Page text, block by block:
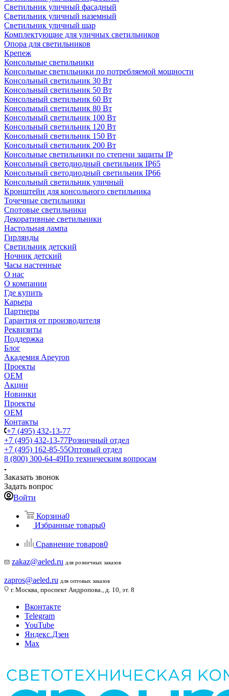
Светильник уличный фасадный
Светильник уличный наземный
Cветильник уличный шар
Комплектующие для уличных светильников
Опора для светильников
Крепеж
Консольные светильники
Консольные светильники по потребляемой мощности
Консольный светильник 30 Вт
Консольный светильник 50 Вт
Консольный светильник 60 Вт
Консольный светильник 80 Вт
Консольный светильник 100 Вт
Консольный светильник 120 Вт
Консольный светильник 150 Вт
Консольный светильник 200 Вт
Консольные светильники по степени защиты IP
Консольный светодиодный светильник IP65
Консольный светодиодный светильник IP66
Консольный светильник уличный
Кронштейн для консольного светильника
Точечные светильники
Спотовые светильники
Декоративные светильники
Настольная лампа
Гирлянды
Светильник детский
Ночник детский
Часы настенные
О нас
О компании
Где купить
Карьера
Партнеры
Гарантия от производителя
Реквизиты
Поддержка
Блог
Академия Apeyron
Проекты
ОЕМ
Акции
Новинки
Проекты
ОЕМ
Контакты
+7 (495) 432-13-77
+7 (495) 432-13-77Розничный отдел
+7 (495) 162-85-55Оптовый отдел
8 (800) 300-64-49По техническим вопросам
Заказать звонок
Задать вопрос
Войти
Корзина0
Избранные товары0
Сравнение товаров0
zakaz@aeled.ru для розничных заказов
zapros@aeled.ru для оптовых заказов
г. Москва, проспект Андропова., д. 10, эт. 8
Вконтакте
Telegram
YouTube
Яндекс.Дзен
Max